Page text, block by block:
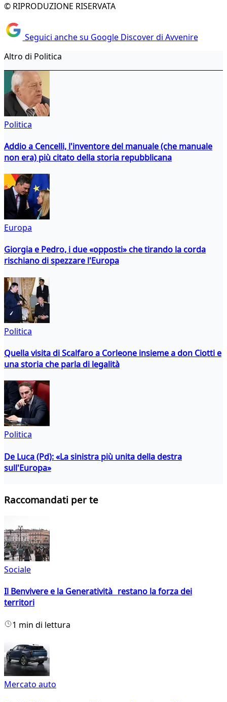
© RIPRODUZIONE RISERVATA
Seguici anche su Google Discover di Avvenire
Altro di Politica
Politica
Addio a Cencelli, l'inventore del manuale (che manuale
non era) più citato della storia repubblicana
Europa
Giorgia e Pedro, i due «opposti» che tirando la corda
rischiano di spezzare l'Europa
Politica
Quella visita di Scalfaro a Corleone insieme a don Ciotti e
una storia che parla di legalità
Politica
De Luca (Pd): «La sinistra più unita della destra
sull'Europa»
Raccomandati per te
Sociale
Il Benvivere e la Generatività restano la forza dei
territori
1 min di lettura
Mercato auto